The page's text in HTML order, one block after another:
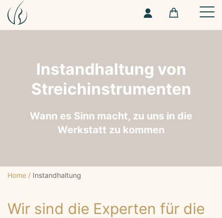
Instandhaltung von
Streichinstrumenten
Wann es Sinn macht, zu uns in die
Werkstatt zu kommen
Home / Instandhaltung
Wir sind die Experten für die